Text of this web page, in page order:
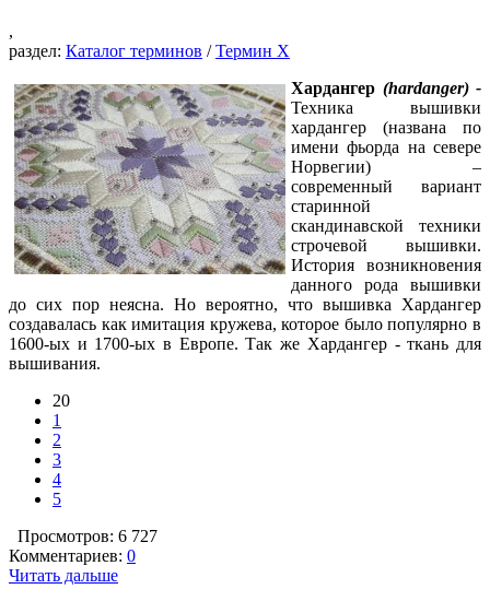
,
раздел: Каталог терминов /Термин Х
Хардангер (hardanger) -
Техника вышивки
хардангер (названа по
имени фьорда на севере
Норвегии) –
современный вариант
старинной
скандинавской техники
строчевой вышивки.
История возникновения
данного рода вышивки
до сих пор неясна. Но вероятно, что вышивка Хардангер
создавалась как имитация кружева, которое было популярно в
1600-ых и 1700-ых в Европе. Так же Хардангер - ткань для
вышивания.
20
1
2
3
4
5
Просмотров: 6 727
Комментариев: 0
Читать дальше